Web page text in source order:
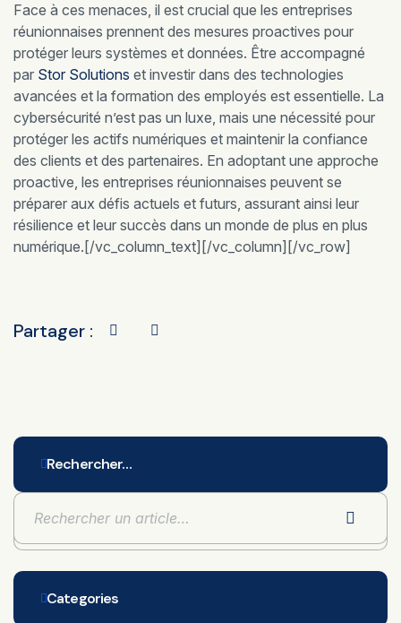
Face à ces menaces, il est crucial que les entreprises
réunionnaises prennent des mesures proactives pour
protéger leurs systèmes et données. Être accompagné
par Stor Solutions et investir dans des technologies
avancées et la formation des employés est essentielle. La
cybersécurité n’est pas un luxe, mais une nécessité pour
protéger les actifs numériques et maintenir la confiance
des clients et des partenaires. En adoptant une approche
proactive, les entreprises réunionnaises peuvent se
préparer aux défis actuels et futurs, assurant ainsi leur
résilience et leur succès dans un monde de plus en plus
numérique.[/vc_column_text][/vc_column][/vc_row]
Partager :
Rechercher…
Categories